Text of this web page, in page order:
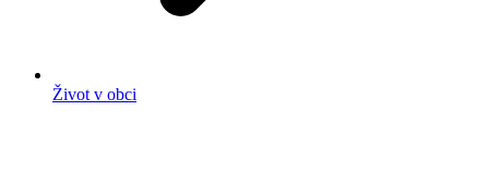
Život v obci